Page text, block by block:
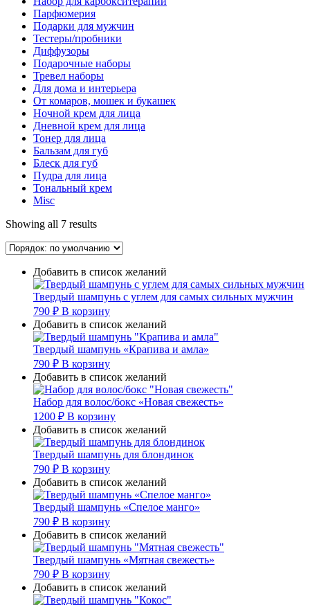
Парфюмерия
Подарки для мужчин
Тестеры/пробники
Диффузоры
Подарочные наборы
Тревел наборы
Для дома и интерьера
От комаров, мошек и букашек
Ночной крем для лица
Дневной крем для лица
Тонер для лица
Бальзам для губ
Блеск для губ
Пудра для лица
Тональный крем
Misc
Showing all 7 results
Добавить в список желаний
Твердый шампунь с углем для самых сильных мужчин
790 ₽ В корзину
Добавить в список желаний
Твердый шампунь «Крапива и амла»
790 ₽ В корзину
Добавить в список желаний
Набор для волос/бокс «Новая свежесть»
1200 ₽ В корзину
Добавить в список желаний
Твердый шампунь для блондинок
790 ₽ В корзину
Добавить в список желаний
Твердый шампунь «Спелое манго»
790 ₽ В корзину
Добавить в список желаний
Твердый шампунь «Мятная свежесть»
790 ₽ В корзину
Добавить в список желаний